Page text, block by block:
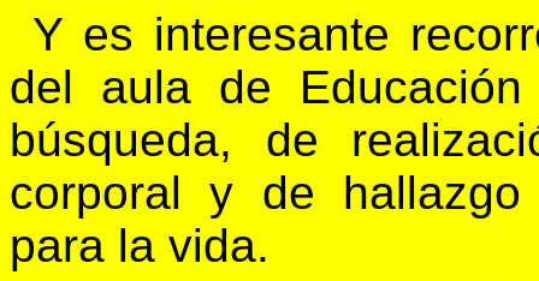
Y es interesante
del aula de
búsqueda, de
corporal y de
para la vida.